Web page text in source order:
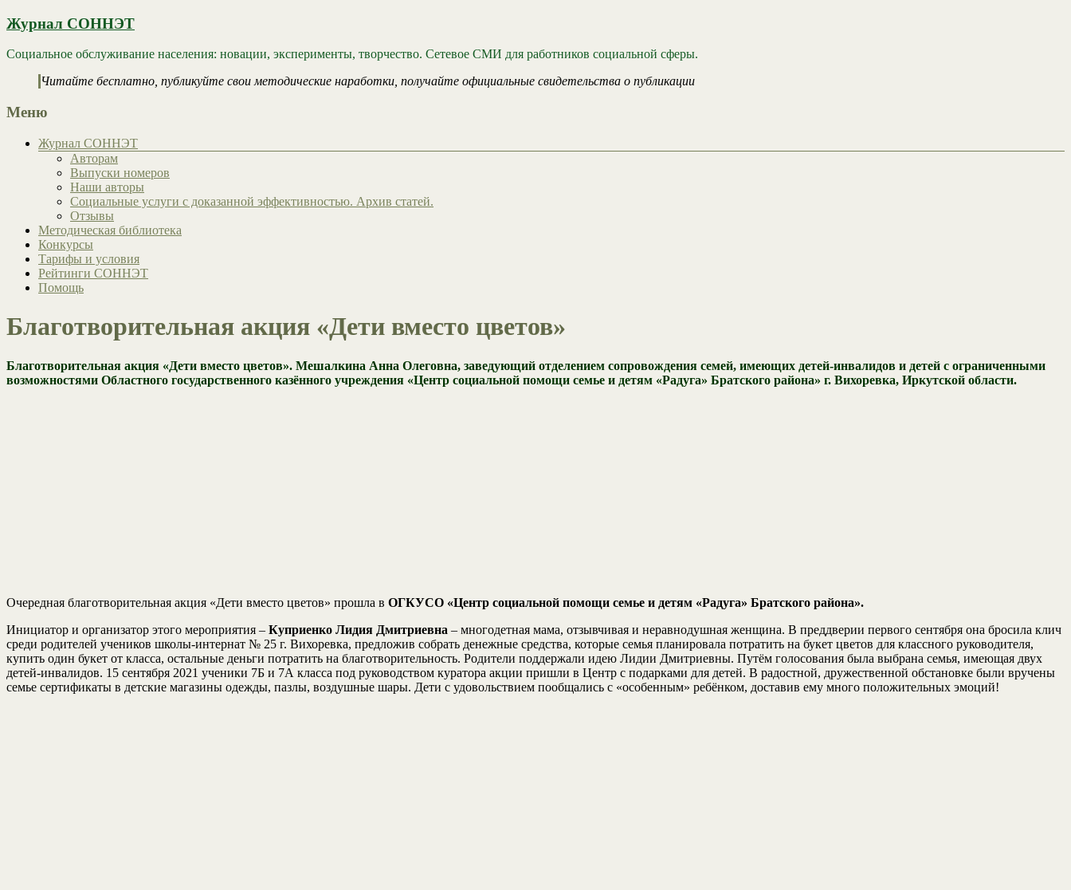
Журнал СОННЭТ
Социальное обслуживание населения: новации, эксперименты, творчество. Сетевое СМИ для работников социальной сферы.
Читайте бесплатно, публикуйте свои методические наработки, получайте официальные свидетельства о публикации
Меню
Журнал СОННЭТ
Авторам
Выпуски номеров
Наши авторы
Социальные услуги с доказанной эффективностью. Архив статей.
Отзывы
Методическая библиотека
Конкурсы
Тарифы и условия
Рейтинги СОННЭТ
Помощь
Благотворительная акция «Дети вместо цветов»
Благотворительная акция «Дети вместо цветов». Мешалкина Анна Олеговна, заведующий отделением сопровождения семей, имеющих детей-инвалидов и детей с ограниченными
возможностями Областного государственного казённого учреждения «Центр социальной помощи семье и детям «Радуга» Братского района» г. Вихоревка, Иркутской области.
Очередная благотворительная акция «Дети вместо цветов» прошла в ОГКУСО «Центр социальной помощи семье и детям «Радуга» Братского района».
Инициатор и организатор этого мероприятия – Куприенко Лидия Дмитриевна – многодетная мама, отзывчивая и неравнодушная женщина. В преддверии первого сентября она бросила клич
среди родителей учеников школы-интернат № 25 г. Вихоревка, предложив собрать денежные средства, которые семья планировала потратить на букет цветов для классного руководителя,
купить один букет от класса, остальные деньги потратить на благотворительность. Родители поддержали идею Лидии Дмитриевны. Путём голосования была выбрана семья, имеющая двух
детей-инвалидов. 15 сентября 2021 ученики 7Б и 7А класса под руководством куратора акции пришли в Центр с подарками для детей. В радостной, дружественной обстановке были вручены
семье сертификаты в детские магазины одежды, пазлы, воздушные шары. Дети с удовольствием пообщались с «особенным» ребёнком, доставив ему много положительных эмоций!